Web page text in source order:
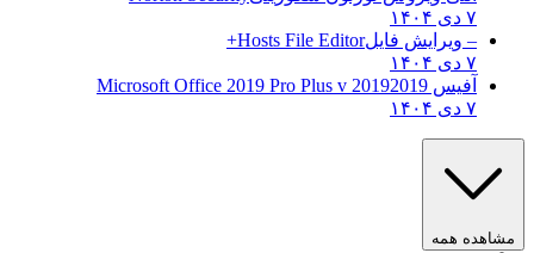
۷ دی ۱۴۰۴
– ویرایش فایلHosts File Editor+
۷ دی ۱۴۰۴
آفیس 2019 2019 Microsoft Office 2019 Pro Plus v
۷ دی ۱۴۰۴
مشاهده همه